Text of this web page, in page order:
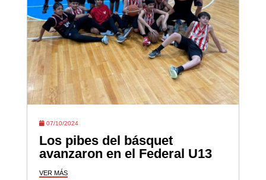
07/10/2024
Los pibes del básquet
avanzaron en el Federal U13
VER MÁS